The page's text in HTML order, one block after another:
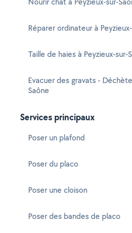
Réparer ordinateur à
Taille de haies à Peyzieux-sur-
Evacuer des gravats -
Saône
Services principaux
Poser un plafond
Poser du placo
Poser une cloison
Poser des bandes de placo